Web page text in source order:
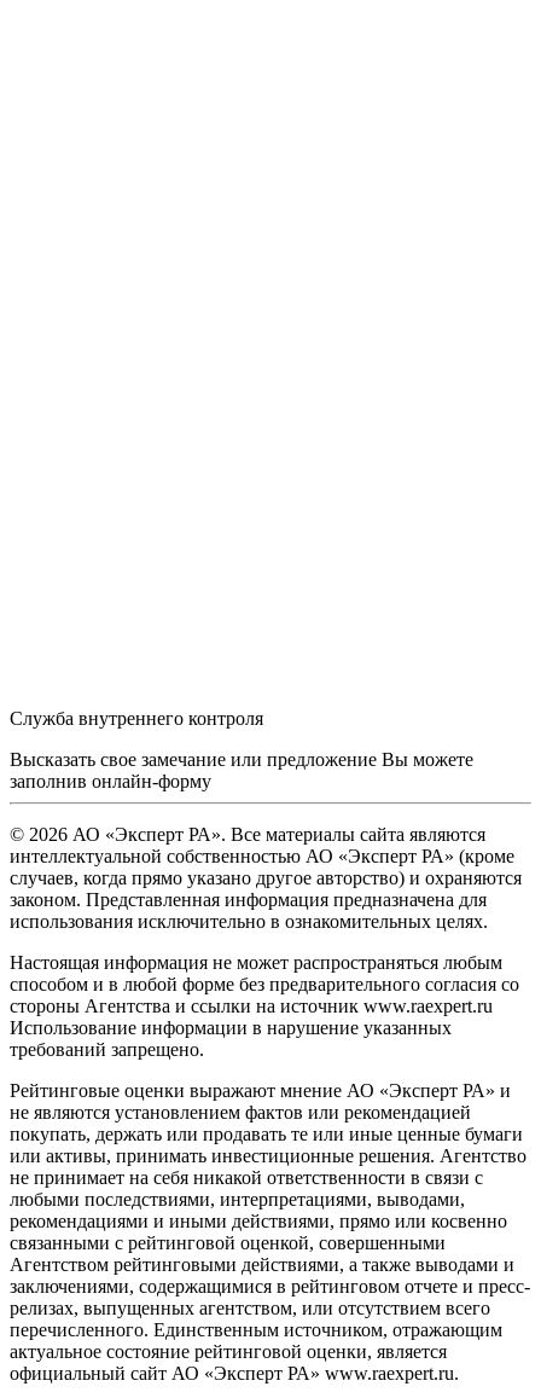
Служба внутреннего контроля
Высказать свое замечание или предложение Вы можете
заполнив онлайн-форму
© 2026 АО «Эксперт РА». Все материалы сайта являются
интеллектуальной собственностью АО «Эксперт РА» (кроме
случаев, когда прямо указано другое авторство) и охраняются
законом. Представленная информация предназначена для
использования исключительно в ознакомительных целях.
Настоящая информация не может распространяться любым
способом и в любой форме без предварительного согласия со
стороны Агентства и ссылки на источник www.raexpert.ru
Использование информации в нарушение указанных
требований запрещено.
Рейтинговые оценки выражают мнение АО «Эксперт РА» и
не являются установлением фактов или рекомендацией
покупать, держать или продавать те или иные ценные бумаги
или активы, принимать инвестиционные решения. Агентство
не принимает на себя никакой ответственности в связи с
любыми последствиями, интерпретациями, выводами,
рекомендациями и иными действиями, прямо или косвенно
связанными с рейтинговой оценкой, совершенными
Агентством рейтинговыми действиями, а также выводами и
заключениями, содержащимися в рейтинговом отчете и пресс-
релизах, выпущенных агентством, или отсутствием всего
перечисленного. Единственным источником, отражающим
актуальное состояние рейтинговой оценки, является
официальный сайт АО «Эксперт РА» www.raexpert.ru.